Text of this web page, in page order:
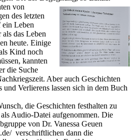
von
des letzten
ein Leben
als das Leben
heute. Einige
Kind noch
kannten
die Suche
Aber auch Geschichten
und Verlierens lassen sich in dem Buch
die Geschichten festhalten zu
Audio-Datei aufgenommen. Die
von Dr. Vanessa Geuen
verschriftlichen dann die